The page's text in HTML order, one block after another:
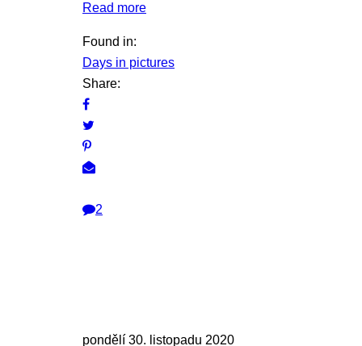
Read more
Found in:
Days in pictures
Share:
2
pondělí 30. listopadu 2020